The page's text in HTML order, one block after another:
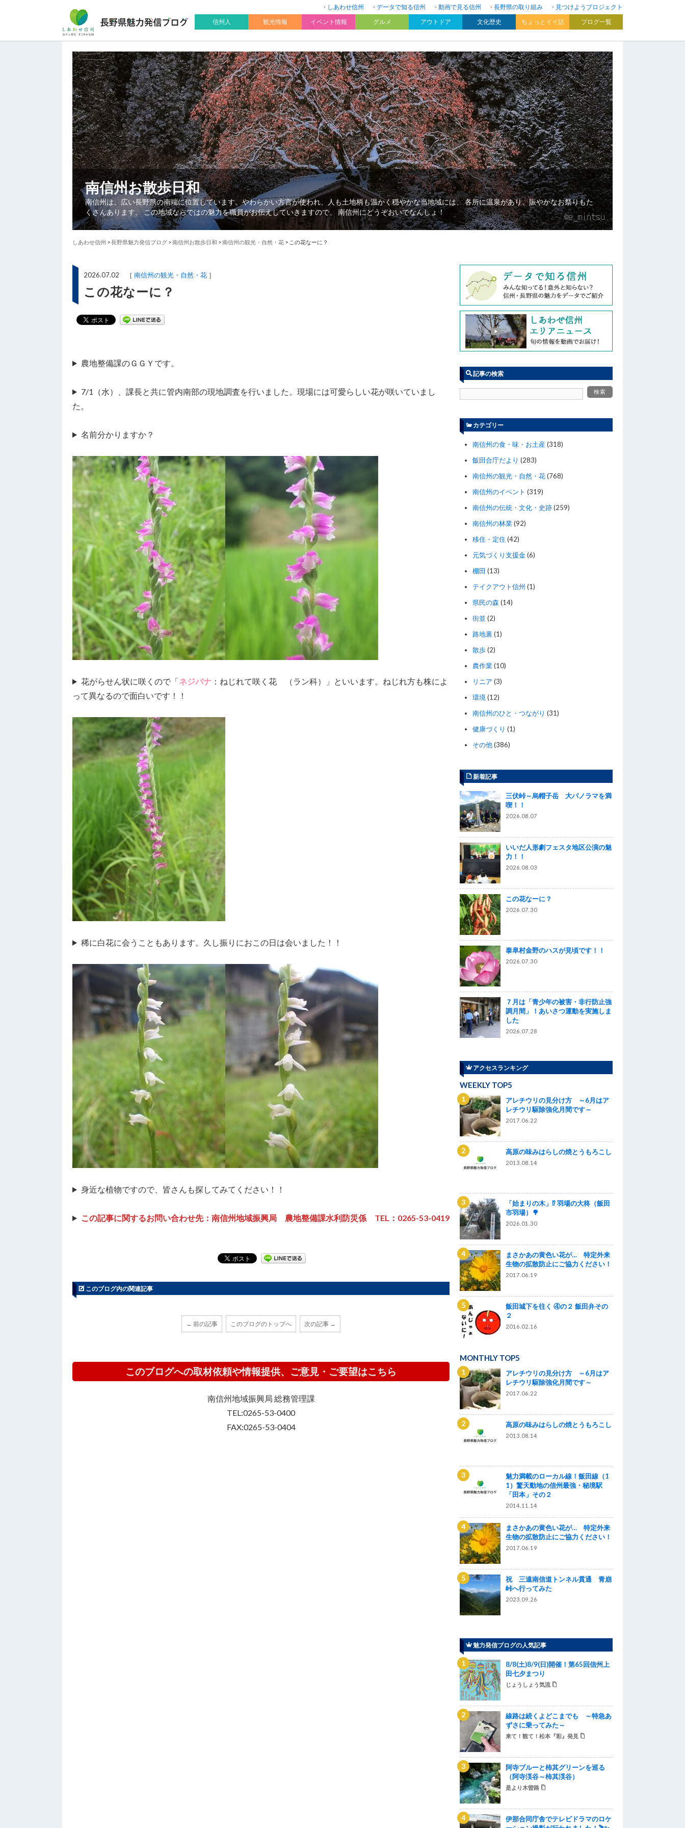
しあわせ信州 データで知る信州 動画で見る信州 長野県の取り組み
見つけようプロジェクト
信州人
観光情報 イベント情報 グルメ アウトドア 文化歴史 ちょっとイイ話 ブログ一覧
南信州お散歩日和
南信州は、広い長野県の南端に位置しています。やわらかい方言が使われ、人も土地柄も温かく穏やかな当地域には、 各所に温泉があり、賑やかなお祭りもた
くさんあります。 この地域ならではの魅力を職員がお伝えしていきますので、 南信州にどうぞおいでなんしょ！
しあわせ信州 >長野県魅力発信ブログ >南信州お散歩日和 >南信州の観光・自然・花 > この花なーに？
2026.07.02 ［ 南信州の観光・自然・花 ］
この花なーに？
農地整備課のＧＧＹです。
7/1（水）、課長と共に管内南部の現地調査を行いました。現場には可愛らしい花が咲いていまし
た。
名前分かりますか？
花がらせん状に咲くので「ネジバナ：ねじれて咲く花 （ラン科）」といいます。ねじれ方も株によ
って異なるので面白いです！！
稀に白花に会うこともあります。久し振りにおこの日は会いました！！
身近な植物ですので、皆さんも探してみてください！！
この記事に関するお問い合わせ先：南信州地域振興局 農地整備課水利防災係 TEL：0265-53-0419
このブログ内の関連記事
← 前の記事 このブログのトップへ 次の記事 →
このブログへの取材依頼や情報提供、ご意見・ご要望はこちら
南信州地域振興局 総務管理課
TEL:0265-53-0400
FAX:0265-53-0404
記事の検索
カテゴリー
南信州の食・味・お土産(318)
飯田合庁だより (283)
南信州の観光・自然・花(768)
南信州のイベント (319)
南信州の伝統・文化・史跡(259)
南信州の林業(92)
移住・定住 (42)
元気づくり支援金(6)
棚田 (13)
テイクアウト信州 (1)
県民の森 (14)
街並 (2)
路地裏 (1)
散歩(2)
農作業(10)
リニア (3)
環境 (12)
南信州のひと・つながり (31)
健康づくり (1)
その他(386)
新着記事
三伏峠～烏帽子岳 大パノラマを満
喫！！
2026.08.07
いいだ人形劇フェスタ地区公演の魅
力！！
2026.08.03
この花なーに？
2026.07.30
泰阜村金野のハスが見頃です！！
2026.07.30
７月は「青少年の被害・非行防止強
調月間」！あいさつ運動を実施しま
した
2026.07.28
アクセスランキング
WEEKLY TOP5
アレチウリの見分け方 ～6月はア
レチウリ駆除強化月間です～
2017.06.22
高原の味みはらしの焼とうもろこし
2013.08.14
「始まりの木」⁉ 羽場の大柊（飯田
市羽場）🌳
2026.01.30
まさかあの黄色い花が… 特定外来
生物の拡散防止にご協力ください！
2017.06.19
飯田城下を往く ④の２ 飯田弁その
２
2016.02.16
MONTHLY TOP5
アレチウリの見分け方 ～6月はア
レチウリ駆除強化月間です～
2017.06.22
高原の味みはらしの焼とうもろこし
2013.08.14
魅力満載のローカル線！飯田線（1
1）驚天動地の信州最強・秘境駅
「田本」その２
2014.11.14
まさかあの黄色い花が… 特定外来
生物の拡散防止にご協力ください！
2017.06.19
祝 三遠南信道トンネル貫通 青崩
峠へ行ってみた
2023.09.26
魅力発信ブログの人気記事
8/8(土)8/9(日)開催！第65回信州上
田七夕まつり
じょうしょう気流
線路は続くよどこまでも ～特急あ
ずさに乗ってみた～
来て！観て！松本『彩』発見
阿寺ブルーと柿其グリーンを巡る
（阿寺渓谷～柿其渓谷）
是より木曽路
伊那合同庁舎でテレビドラマのロケ